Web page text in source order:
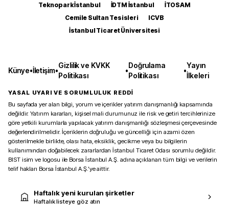
Teknopark İstanbul
İDTM İstanbul
İTOSAM
Cemile Sultan Tesisleri
ICVB
İstanbul Ticaret Üniversitesi
Künye•İletişim•
Gizlilik ve KVKK
Politikası
•
Doğrulama
Politikası
•
Yayın
İlkeleri
YASAL UYARI VE SORUMLULUK REDDİ
Bu sayfada yer alan bilgi, yorum ve içerikler yatırım danışmanlığı kapsamında
değildir. Yatırım kararları, kişisel mali durumunuz ile risk ve getiri tercihlerinize
göre yetkili kurumlarla yapılacak yatırım danışmanlığı sözleşmesi çerçevesinde
değerlendirilmelidir. İçeriklerin doğruluğu ve güncelliği için azami özen
gösterilmekle birlikte, olası hata, eksiklik, gecikme veya bu bilgilerin
kullanımından doğabilecek zararlardan İstanbul Ticaret Odası sorumlu değildir.
BIST isim ve logosu ile Borsa İstanbul A.Ş. adına açıklanan tüm bilgi ve verilerin
telif hakları Borsa İstanbul A.Ş.’ye aittir.
Haftalık yeni kurulan şirketler
Haftalık listeye göz atın